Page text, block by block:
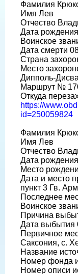
Фамилия
Имя Лев
Отчество
Дата
Воинское
Дата смерти
Страна
Место
Дипполь-
Маршрут №
Откуда
https://
id=250059824
Фамилия
Имя Лев
Отчество
Дата
Место
Дата и место
пункт 3 Гв.
Последнее
Воинское
Причина
Дата выбытия
Первичное
Саксония, с.
Название
Номер фонда
Номер описи